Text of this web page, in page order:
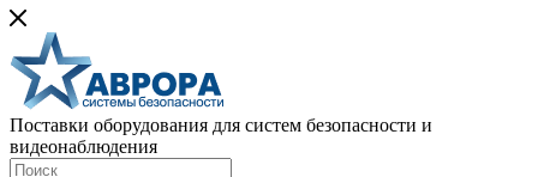
Поставки оборудования для систем безопасности и
видеонаблюдения